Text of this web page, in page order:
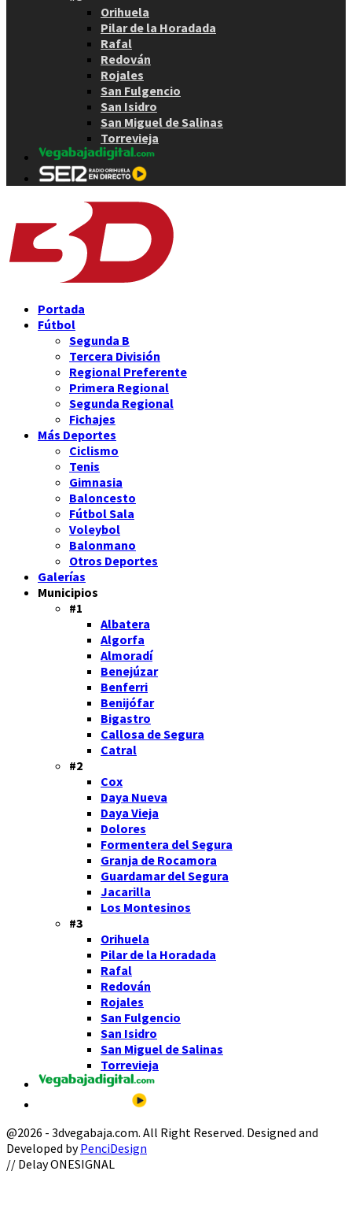
Orihuela
Pilar de la Horadada
Rafal
Redován
Rojales
San Fulgencio
San Isidro
San Miguel de Salinas
Torrevieja
Portada
Fútbol
Segunda B
Tercera División
Regional Preferente
Primera Regional
Segunda Regional
Fichajes
Más Deportes
Ciclismo
Tenis
Gimnasia
Baloncesto
Fútbol Sala
Voleybol
Balonmano
Otros Deportes
Galerías
Municipios
#1
Albatera
Algorfa
Almoradí
Benejúzar
Benferri
Benijófar
Bigastro
Callosa de Segura
Catral
#2
Cox
Daya Nueva
Daya Vieja
Dolores
Formentera del Segura
Granja de Rocamora
Guardamar del Segura
Jacarilla
Los Montesinos
#3
Orihuela
Pilar de la Horadada
Rafal
Redován
Rojales
San Fulgencio
San Isidro
San Miguel de Salinas
Torrevieja
@2026 - 3dvegabaja.com. All Right Reserved. Designed and
Developed byPenciDesign
Facebook
Twitter
Instagram
Youtube
Email
// Delay ONESIGNAL